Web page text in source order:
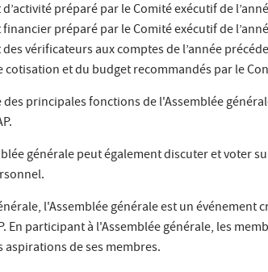
préparé par le Comité exécutif de
préparé par le Comité exécutif de
vérificateurs aux comptes de l’année
cotisation et du budget recommandés par le
des principales fonctions de l'Assemblée
générale peut également discuter et voter
l'Assemblée générale est un
En participant à l'Assemblée générale, les
aspirations de ses membres.